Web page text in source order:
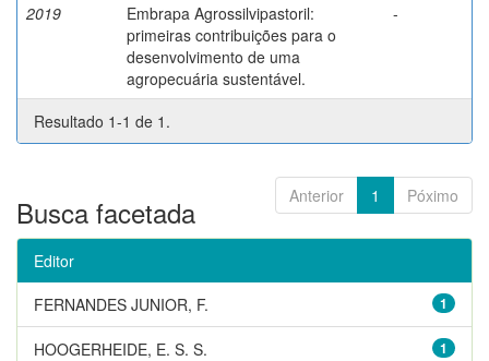
2019
Embrapa Agrossilvipastoril:
primeiras contribuições para o
desenvolvimento de uma
agropecuária sustentável.
-
Resultado 1-1 de 1.
Anterior 1 Póximo
Busca facetada
Editor
1
FERNANDES JUNIOR, F.
1
HOOGERHEIDE, E. S. S.